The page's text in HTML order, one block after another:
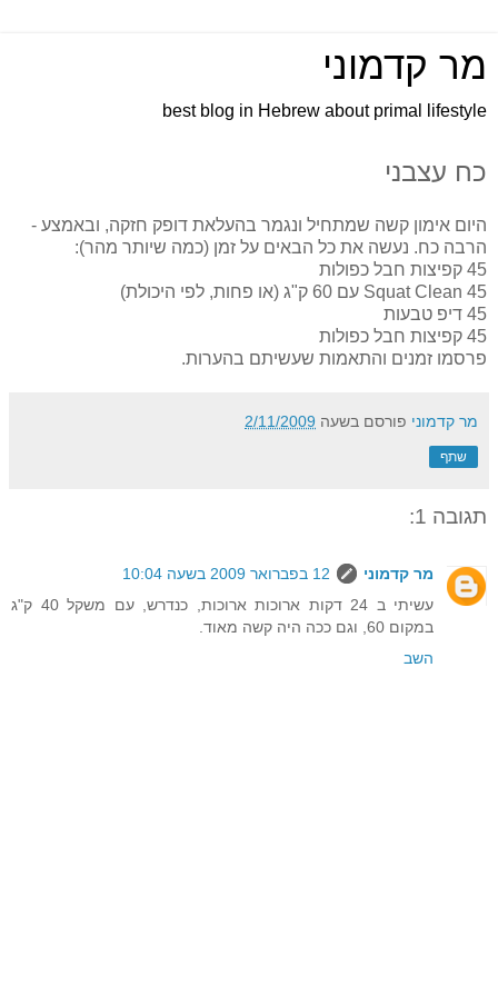
מר קדמוני
best blog in Hebrew about primal lifestyle
כח עצבני
היום אימון קשה שמתחיל ונגמר בהעלאת דופק חזקה, ובאמצע -
הרבה כח. נעשה את כל הבאים על זמן (כמה שיותר מהר):
45 קפיצות חבל כפולות
45 Squat Clean עם 60 ק"ג (או פחות, לפי היכולת)
45 דיפ טבעות
45 קפיצות חבל כפולות
פרסמו זמנים והתאמות שעשיתם בהערות.
מר קדמוני פורסם בשעה 2/11/2009
שתף
תגובה 1:
מר קדמוני
12 בפברואר 2009 בשעה 10:04
עשיתי ב 24 דקות ארוכות ארוכות, כנדרש, עם משקל 40 ק"ג
במקום 60, וגם ככה היה קשה מאוד.
השב